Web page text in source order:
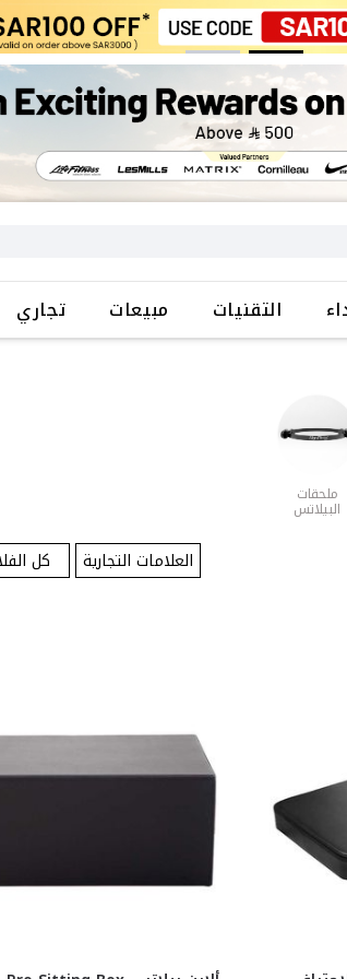
التقنيات مبيعات تجاري
ملحقات
البيلاتس
العلامات التجارية كل